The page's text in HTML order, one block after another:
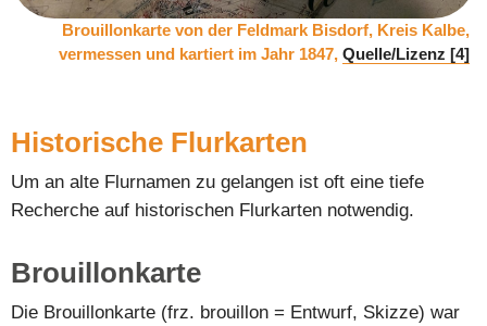
Brouillonkarte von der Feldmark Bisdorf, Kreis Kalbe,
vermessen und kartiert im Jahr 1847, Quelle/Lizenz [4]
Historische Flurkarten
Um an alte Flurnamen zu gelangen ist oft eine tiefe
Recherche auf historischen Flurkarten notwendig.
Brouillonkarte
Die Brouillonkarte (frz. brouillon = Entwurf, Skizze) war